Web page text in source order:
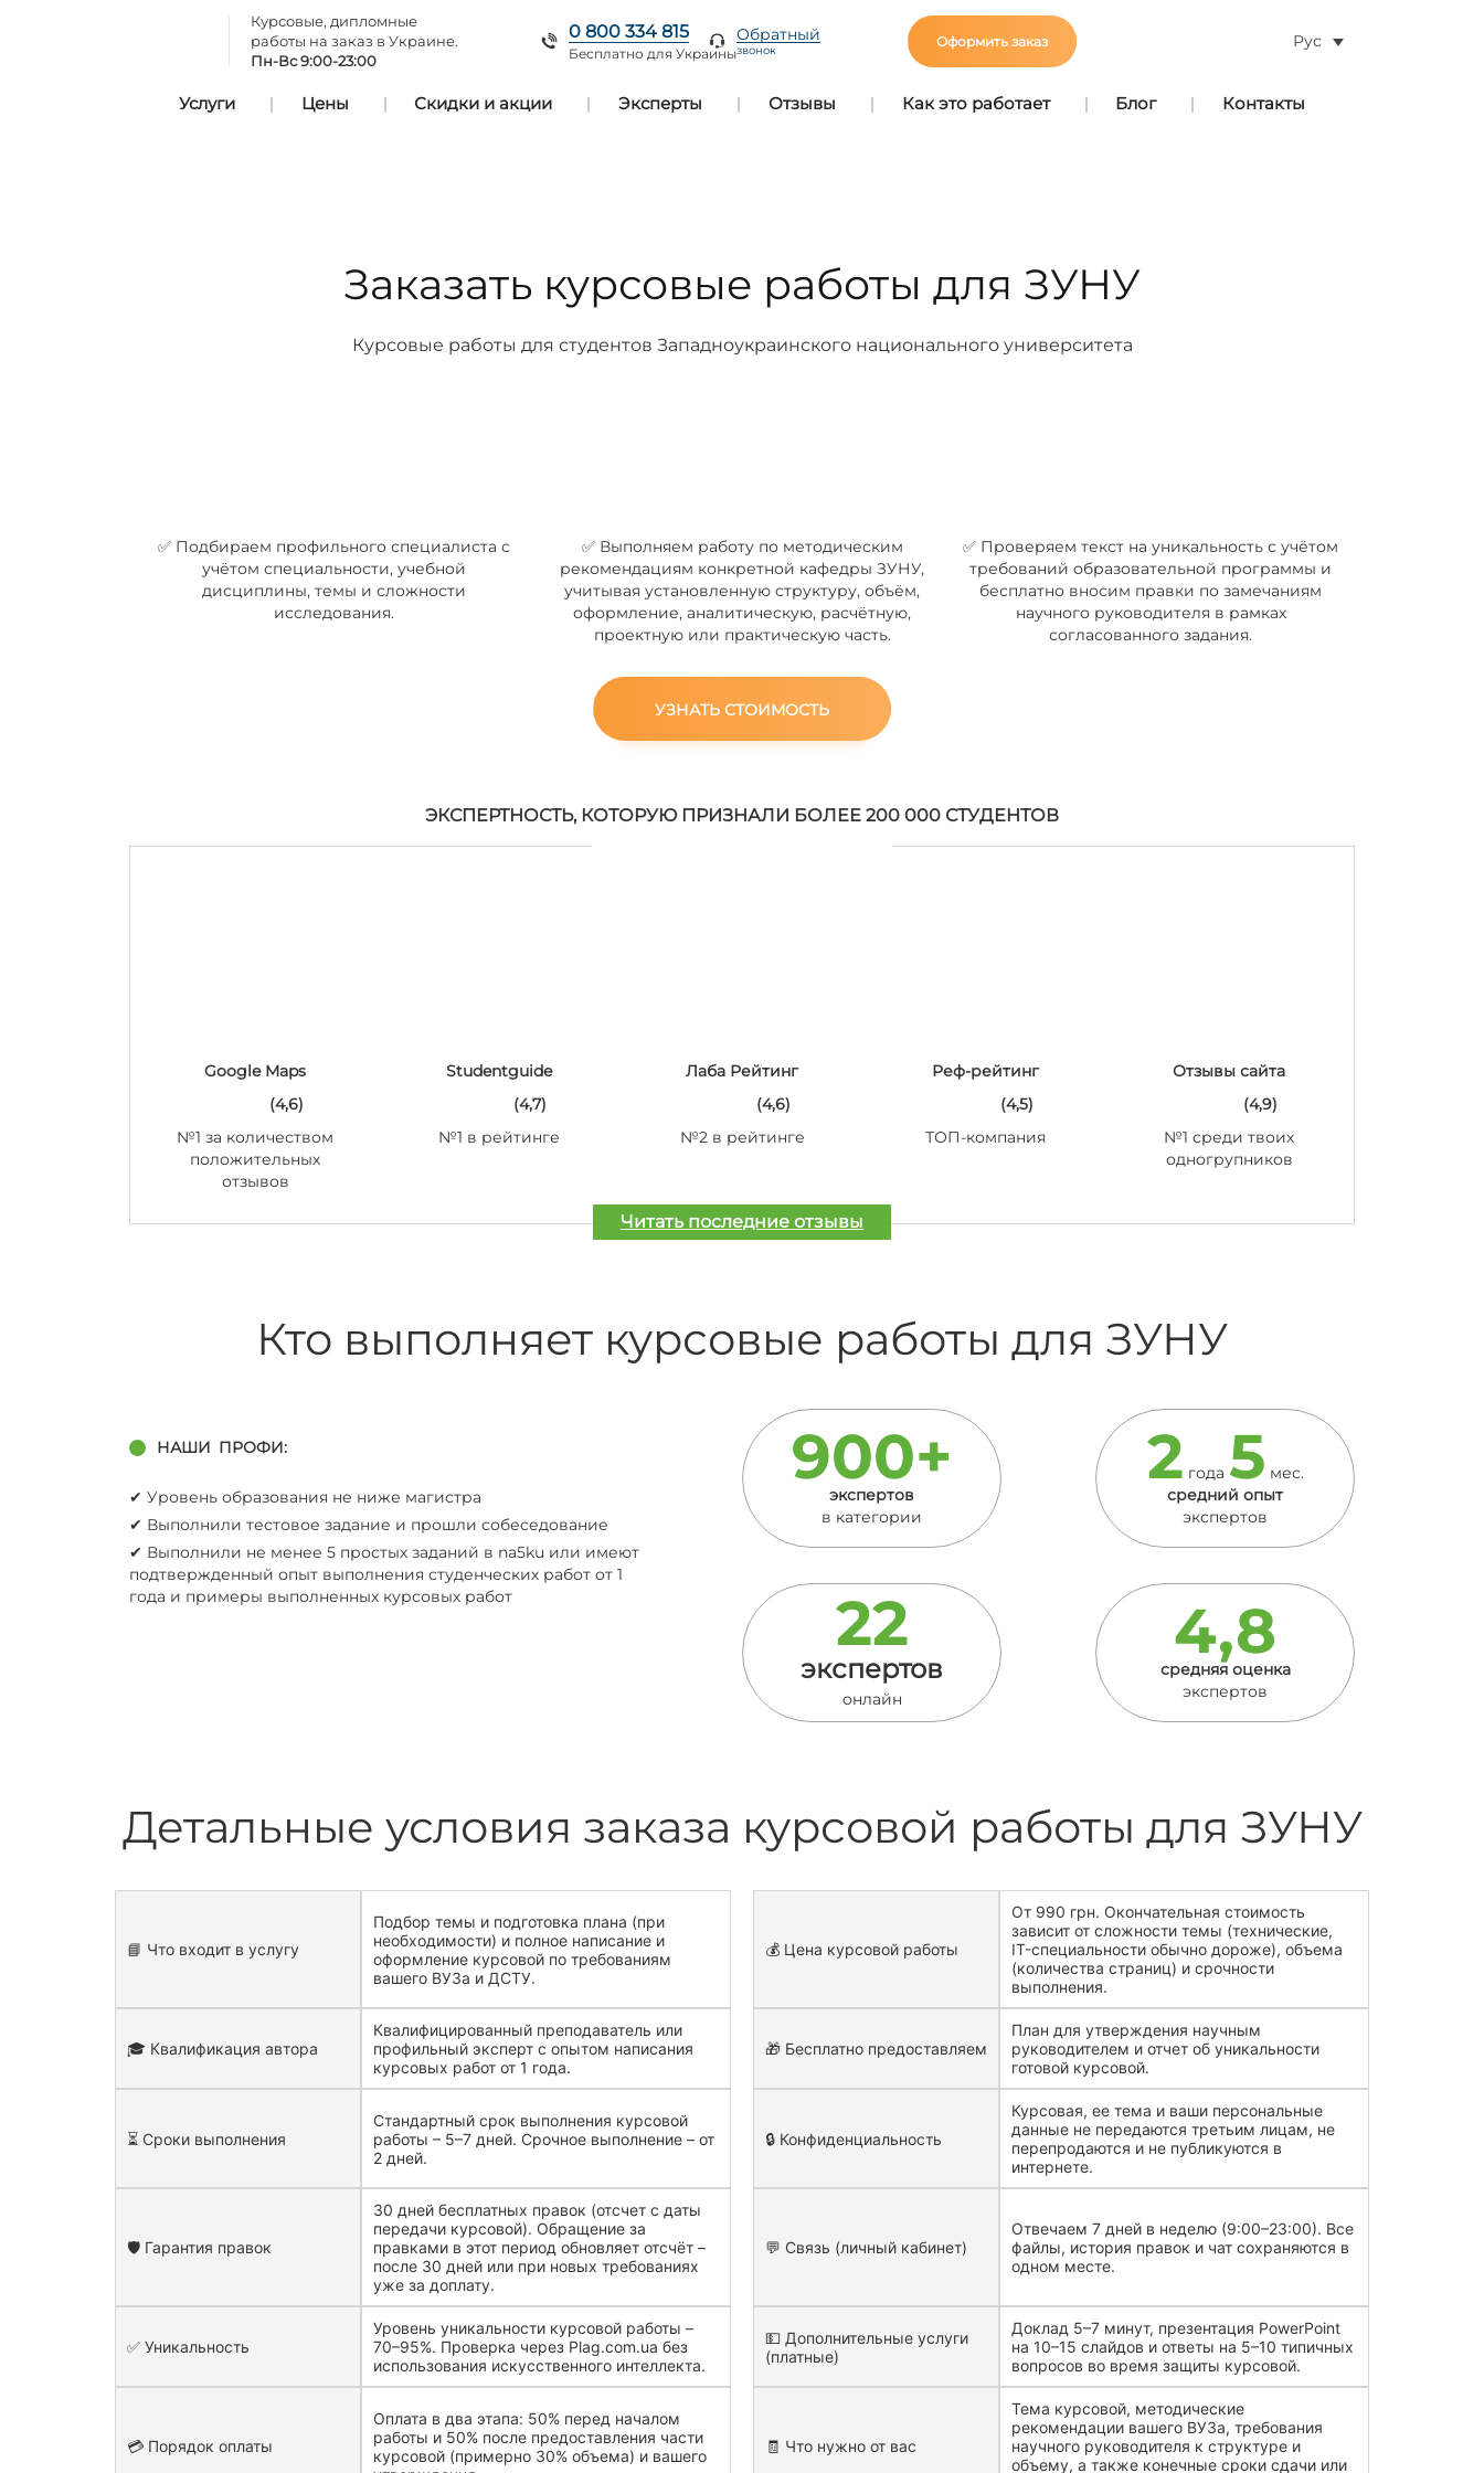
Курсовые, дипломные
работы на заказ в Украине.
Пн-Вс 9:00-23:00
0 800 334 815
Бесплатно для Украины
Обратный
звонок
Оформить заказ Рус
Услуги Цены Скидки и акции Эксперты Отзывы Как это работает Блог Контакты
Заказать курсовые работы для ЗУНУ
Курсовые работы для студентов Западноукраинского национального университета
✅ Подбираем профильного специалиста с
учётом специальности, учебной
дисциплины, темы и сложности
исследования.
✅ Выполняем работу по методическим
рекомендациям конкретной кафедры ЗУНУ,
учитывая установленную структуру, объём,
оформление, аналитическую, расчётную,
проектную или практическую часть.
✅ Проверяем текст на уникальность с учётом
требований образовательной программы и
бесплатно вносим правки по замечаниям
научного руководителя в рамках
согласованного задания.
УЗНАТЬ СТОИМОСТЬ
ЭКСПЕРТНОСТЬ, КОТОРУЮ ПРИЗНАЛИ БОЛЕЕ 200 000 СТУДЕНТОВ
Google Maps
(4,6)
№1 за количеством
положительных
отзывов
Studentguide
(4,7)
№1 в рейтинге
Лаба Рейтинг
(4,6)
№2 в рейтинге
Реф-рейтинг
(4,5)
ТОП-компания
Отзывы сайта
(4,9)
№1 среди твоих
одногрупников
Читать последние отзывы
Кто выполняет курсовые работы для ЗУНУ
НАШИ ПРОФИ:
✔︎ Уровень образования не ниже магистра
✔︎ Выполнили тестовое задание и прошли собеседование
✔︎ Выполнили не менее 5 простых заданий в na5ku или имеют
подтвержденный опыт выполнения студенческих работ от 1
года и примеры выполненных курсовых работ
900+
экспертов
в категории
2 года 5 мес.
средний опыт
экспертов
22
экспертов
онлайн
4,8
средняя оценка
экспертов
Детальные условия заказа курсовой работы для ЗУНУ
📘 Что входит в услугу
Подбор темы и подготовка плана (при
необходимости) и полное написание и
оформление курсовой по требованиям
вашего ВУЗа и ДСТУ.
💰 Цена курсовой работы
От 990 грн. Окончательная стоимость
зависит от сложности темы (технические,
IT-специальности обычно дороже), объема
(количества страниц) и срочности
выполнения.
🎓 Квалификация автора
Квалифицированный преподаватель или
профильный эксперт с опытом написания
курсовых работ от 1 года.
🎁 Бесплатно предоставляем
План для утверждения научным
руководителем и отчет об уникальности
готовой курсовой.
⏳ Сроки выполнения
Стандартный срок выполнения курсовой
работы – 5–7 дней. Срочное выполнение – от
2 дней.
🔒 Конфиденциальность
Курсовая, ее тема и ваши персональные
данные не передаются третьим лицам, не
перепродаются и не публикуются в
интернете.
🛡️ Гарантия правок
30 дней бесплатных правок (отсчет с даты
передачи курсовой). Обращение за
правками в этот период обновляет отсчёт –
после 30 дней или при новых требованиях
уже за доплату.
💬 Связь (личный кабинет)
Отвечаем 7 дней в неделю (9:00–23:00). Все
файлы, история правок и чат сохраняются в
одном месте.
✅ Уникальность
Уровень уникальности курсовой работы –
70–95%. Проверка через Plag.com.ua без
использования искусственного интеллекта.
💵 Дополнительные услуги
(платные)
Доклад 5–7 минут, презентация PowerPoint
на 10–15 слайдов и ответы на 5–10 типичных
вопросов во время защиты курсовой.
💳 Порядок оплаты
Оплата в два этапа: 50% перед началом
работы и 50% после предоставления части
курсовой (примерно 30% объема) и вашего
🧾 Что нужно от вас
Тема курсовой, методические
рекомендации вашего ВУЗа, требования
научного руководителя к структуре и
объему, а также конечные сроки сдачи или